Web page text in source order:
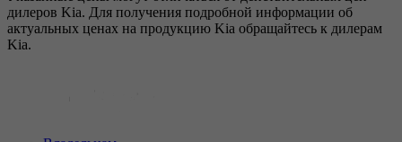
дилеров Kia. Для получения подробной информации об
актуальных ценах на продукцию Kia обращайтесь к дилерам
Kia.